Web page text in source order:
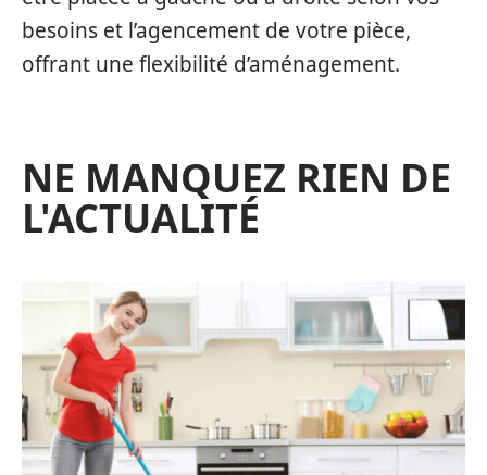
besoins et l’agencement de votre pièce,
offrant une flexibilité d’aménagement.
NE MANQUEZ RIEN DE
L'ACTUALITÉ